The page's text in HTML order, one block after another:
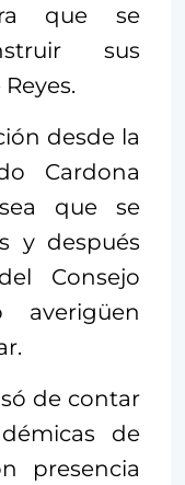
que se
sus
desde la
Cardona
que se
y después
Consejo
averigüen
de contar
de
presencia